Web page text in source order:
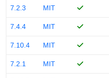
7.2.3 MIT
7.4.4 MIT
7.10.4 MIT
7.2.1 MIT